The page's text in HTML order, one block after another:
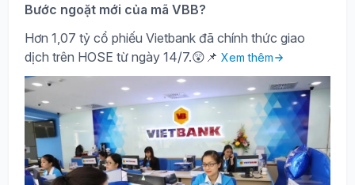
Bước ngoặt mới của mã VBB?
Hơn 1,07 tỷ cổ phiếu Vietbank đã chính thức giao
dịch trên HOSE từ ngày 14/7.😲📌 Xem thêm